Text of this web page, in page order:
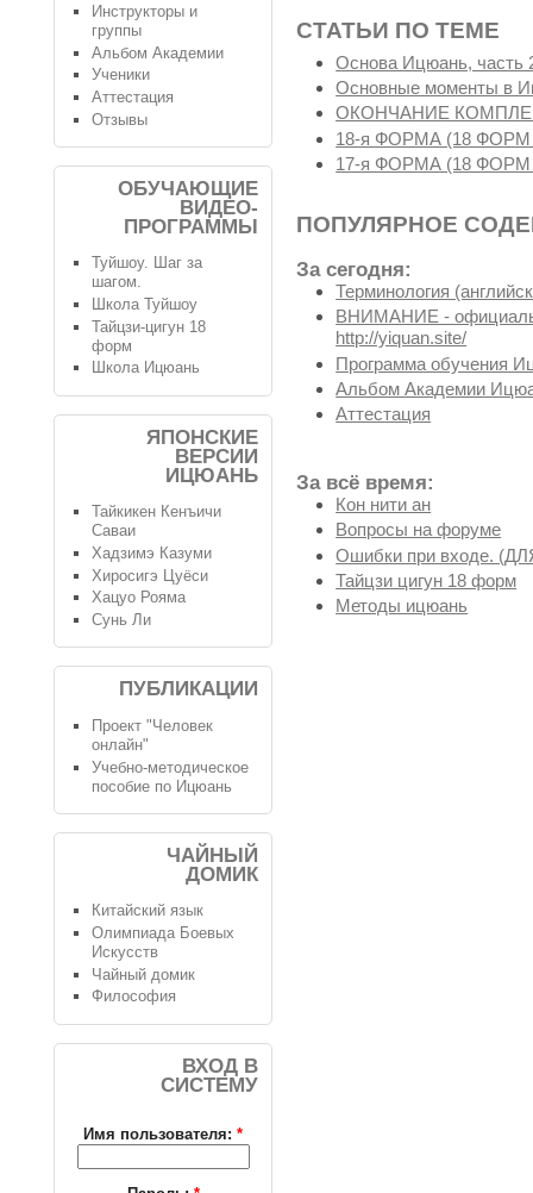
СТАТЬИ ПО ТЕМЕ
Основа Ицюань, часть
Основные моменты в
ОКОНЧАНИЕ
18-я ФОРМА (18
17-я ФОРМА (18
ПОПУЛЯРНОЕ
За сегодня:
Терминология
ВНИМАНИЕ -
http://yiquan.site/
Программа обучения
Альбом Академии
Аттестация
За всё время:
Кон нити ан
Вопросы на форуме
Ошибки при входе.
Тайцзи цигун 18 форм
Методы ицюань
Инструкторы и
группы
Альбом Академии
Ученики
Аттестация
Отзывы
ОБУЧАЮЩИЕ
ВИДЕО-
ПРОГРАММЫ
Туйшоу. Шаг за
шагом.
Школа Туйшоу
Тайцзи-цигун 18
форм
Школа Ицюань
ЯПОНСКИЕ
ВЕРСИИ
ИЦЮАНЬ
Тайкикен Кенъичи
Саваи
Хадзимэ Казуми
Хиросигэ Цуёси
Хацуо Рояма
Сунь Ли
ПУБЛИКАЦИИ
Проект "Человек
онлайн"
Учебно-методическое
пособие по Ицюань
ЧАЙНЫЙ
ДОМИК
Китайский язык
Олимпиада Боевых
Искусств
Чайный домик
Философия
ВХОД В
СИСТЕМУ
Имя пользователя: *